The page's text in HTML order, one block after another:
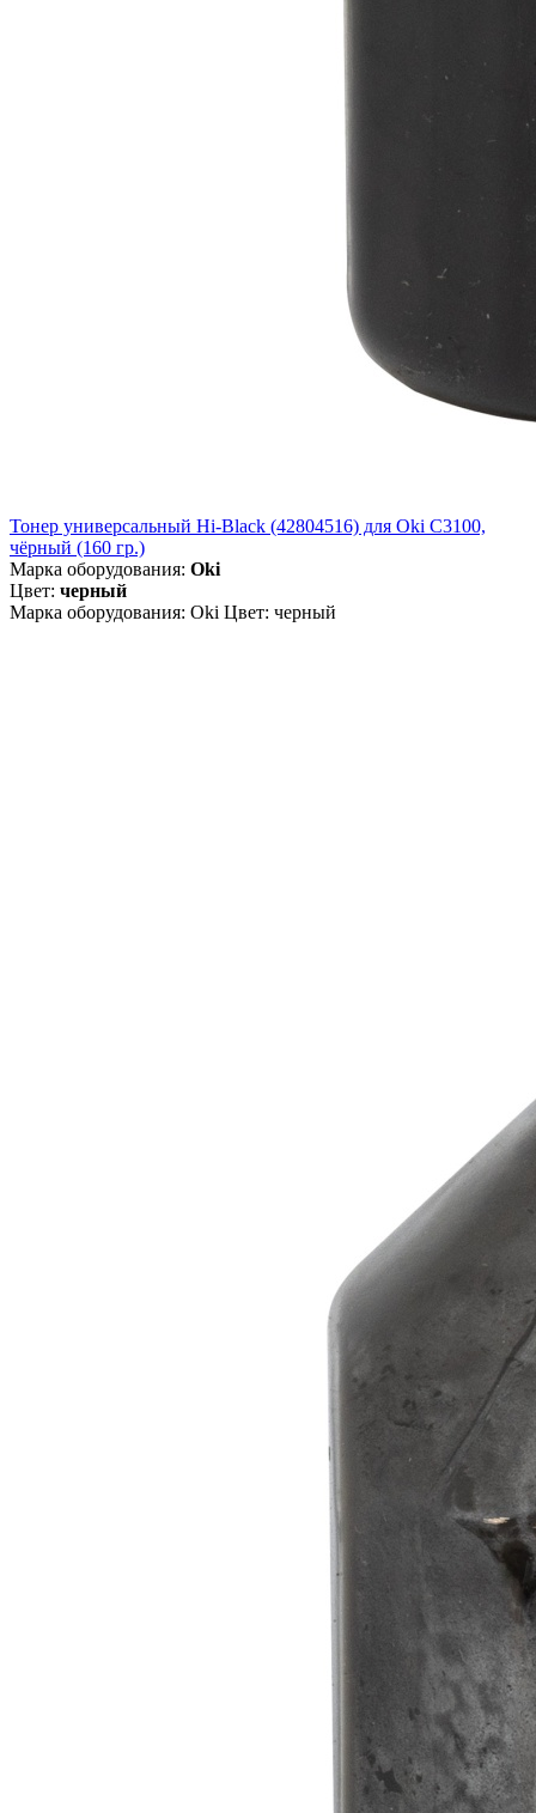
Тонер универсальный Hi-Black (42804516) для Oki С3100,
чёрный (160 гр.)
Марка оборудования: Oki
Цвет: черный
Марка оборудования: Oki Цвет: черный